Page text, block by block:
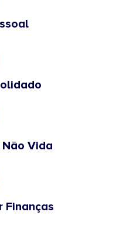
Vida
Finanças